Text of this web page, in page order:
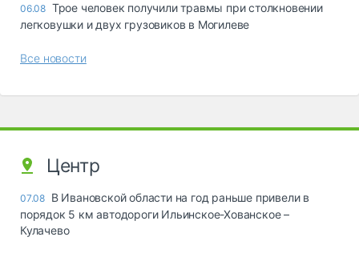
06.08 Трое человек получили травмы при столкновении
легковушки и двух грузовиков в Могилеве
Все новости
Центр
07.08 В Ивановской области на год раньше привели в
порядок 5 км автодороги Ильинское-Хованское –
Кулачево